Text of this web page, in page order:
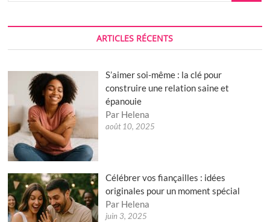
ARTICLES RÉCENTS
S’aimer soi-même : la clé pour
construire une relation saine et
épanouie
Par Helena
août 10, 2025
Célébrer vos fiançailles : idées
originales pour un moment spécial
Par Helena
juin 3, 2025